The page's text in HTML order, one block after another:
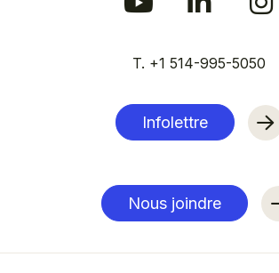
T. +1 514-995-5050
Infolettre
Nous joindre